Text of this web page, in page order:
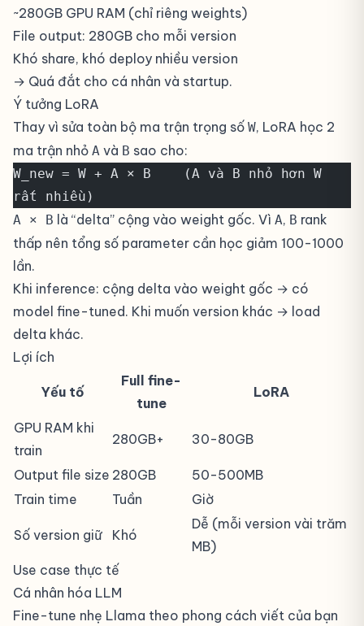
~280GB GPU RAM (chỉ riêng weights)
File output: 280GB cho mỗi version
Khó share, khó deploy nhiều version
→ Quá đắt cho cá nhân và startup.
Ý tưởng LoRA
Thay vì sửa toàn bộ ma trận trọng số W, LoRA học 2
ma trận nhỏ A và B sao cho:
W_new = W + A × B    (A và B nhỏ hơn W
rất nhiều)
A × B là “delta” cộng vào weight gốc. Vì A, B rank
thấp nên tổng số parameter cần học giảm 100-1000
lần.
Khi inference: cộng delta vào weight gốc → có
model fine-tuned. Khi muốn version khác → load
delta khác.
Lợi ích
Yếu tố
Full fine-
tune
LoRA
GPU RAM khi
train
280GB+ 30-80GB
Output file size 280GB
50-500MB
Train time
Tuần Giờ
Số version giữ Khó
Dễ (mỗi version vài trăm
MB)
Use case thực tế
Cá nhân hóa LLM
Fine-tune nhẹ Llama theo phong cách viết của bạn